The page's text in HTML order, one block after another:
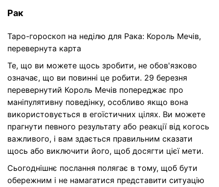
Рак
Таро-гороскоп на неділю для Рака: Король Мечів,
перевернута карта
Те, що ви можете щось зробити, не обов'язково
означає, що ви повинні це робити. 29 березня
перевернутий Король Мечів попереджає про
маніпулятивну поведінку, особливо якщо вона
використовується в егоїстичних цілях. Ви можете
прагнути певного результату або реакції від когось
важливого, і вам здається правильним сказати
щось або виключити його, щоб досягти цієї мети.
Сьогоднішнє послання полягає в тому, щоб бути
обережним і не намагатися представити ситуацію